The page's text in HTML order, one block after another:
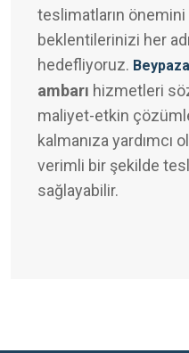
teslimatların önemini
beklentilerinizi her
hedefliyoruz.
ambarı hizmetleri
maliyet-etkin
kalmanıza yardımcı
verimli bir şekilde
sağlayabilir.